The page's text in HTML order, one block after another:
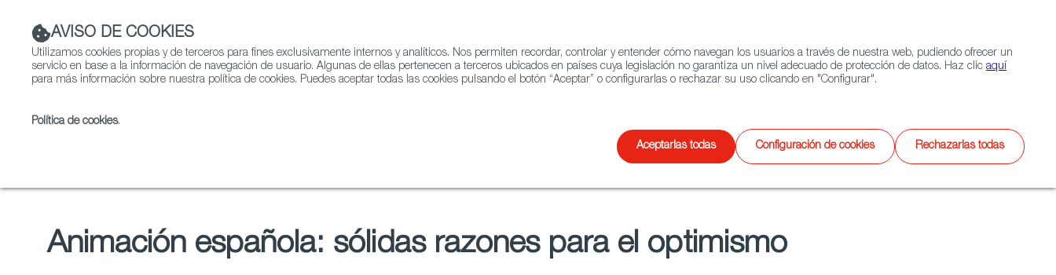
QUIÉNES SOMOS RED EXTERIOR CONTACTO
Selecciona
idioma
Buscar
Animación Videojuegos XR
Animación española: sólidas razones para el optimismo
AVISO DE COOKIES
Utilizamos cookies propias y de terceros para fines exclusivamente internos y analíticos. Nos permiten recordar, controlar y entender cómo navegan los usuarios a través de nuestra web, pudiendo ofrecer un
servicio en base a la información de navegación de usuario. Algunas de ellas pertenecen a terceros ubicados en países cuya legislación no garantiza un nivel adecuado de protección de datos. Haz clic aquí
para más información sobre nuestra política de cookies. Puedes aceptar todas las cookies pulsando el botón “Aceptar” o configurarlas o rechazar su uso clicando en "Configurar".
Política de cookies.
Aceptarlas todas Configuración de cookies Rechazarlas todas